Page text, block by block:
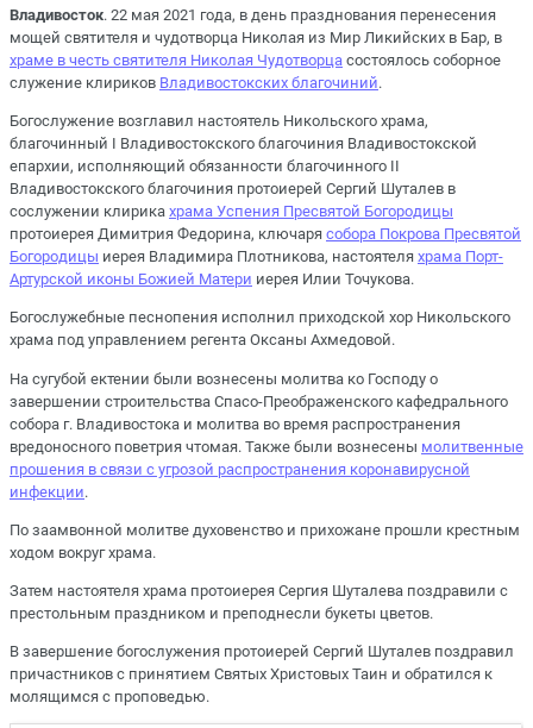
Владивосток. 22 мая 2021 года, в день празднования перенесения
мощей святителя и чудотворца Николая из Мир Ликийских в Бар, в
храме в честь святителя Николая Чудотворца состоялось соборное
служение клириков Владивостокских благочиний.
Богослужение возглавил настоятель Никольского храма,
благочинный I Владивостокского благочиния Владивостокской
епархии, исполняющий обязанности благочинного II
Владивостокского благочиния протоиерей Сергий Шуталев в
сослужении клирика храма Успения Пресвятой Богородицы
протоиерея Димитрия Федорина, ключаря собора Покрова Пресвятой
Богородицы иерея Владимира Плотникова, настоятеля храма Порт-
Артурской иконы Божией Матери иерея Илии Точукова.
Богослужебные песнопения исполнил приходской хор Никольского
храма под управлением регента Оксаны Ахмедовой.
На сугубой ектении были вознесены молитва ко Господу о
завершении строительства Спасо-Преображенского кафедрального
собора г. Владивостока и молитва во время распространения
вредоносного поветрия чтомая. Также были вознесены молитвенные
прошения в связи с угрозой распространения коронавирусной
инфекции.
По заамвонной молитве духовенство и прихожане прошли крестным
ходом вокруг храма.
Затем настоятеля храма протоиерея Сергия Шуталева поздравили с
престольным праздником и преподнесли букеты цветов.
В завершение богослужения протоиерей Сергий Шуталев поздравил
причастников с принятием Святых Христовых Таин и обратился к
молящимся с проповедью.